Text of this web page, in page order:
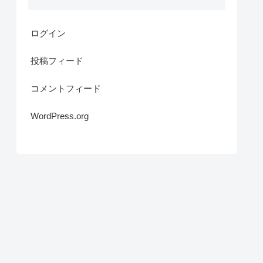
ログイン
投稿フィード
コメントフィード
WordPress.org